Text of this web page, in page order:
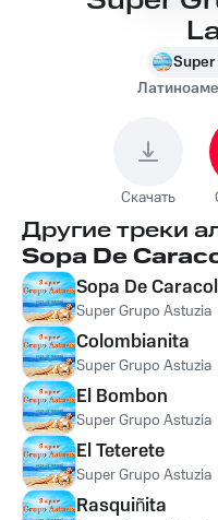
Скачать
Другие треки
Sopa De
Sopa De Caracol
Super Grupo Astuzia
Colombianita
Super Grupo Astuzia
El Bombon
Super Grupo Astuzia
El Teterete
Super Grupo Astuzia
Rasquiñita